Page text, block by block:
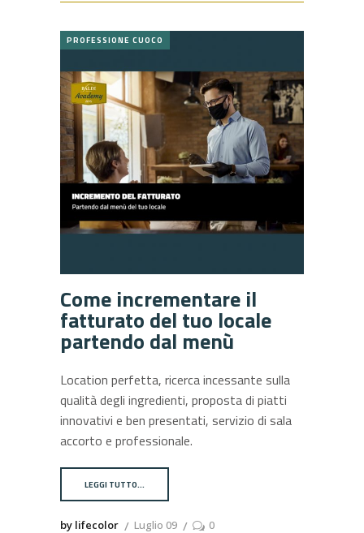
PROFESSIONE CUOCO
Come incrementare il
fatturato del tuo locale
partendo dal menù
Location perfetta, ricerca incessante sulla
qualità degli ingredienti, proposta di piatti
innovativi e ben presentati, servizio di sala
accorto e professionale.
LEGGI TUTTO…
by lifecolor Luglio 09 0